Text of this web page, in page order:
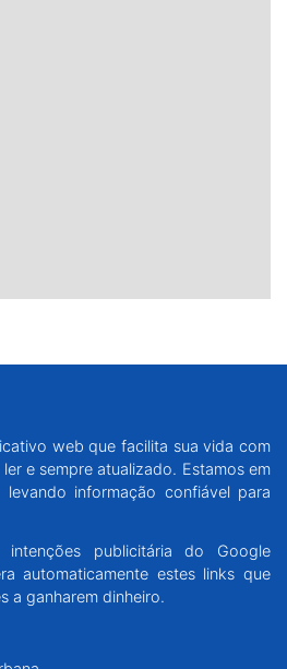
web que facilita sua vida com
e sempre atualizado. Estamos em
informação confiável para
publicitária do Google
automaticamente estes links que
a ganharem dinheiro.